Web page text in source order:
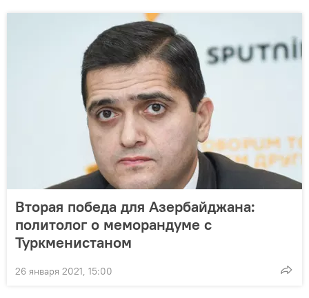
Вторая победа для Азербайджана:
политолог о меморандуме с
Туркменистаном
26 января 2021, 15:00